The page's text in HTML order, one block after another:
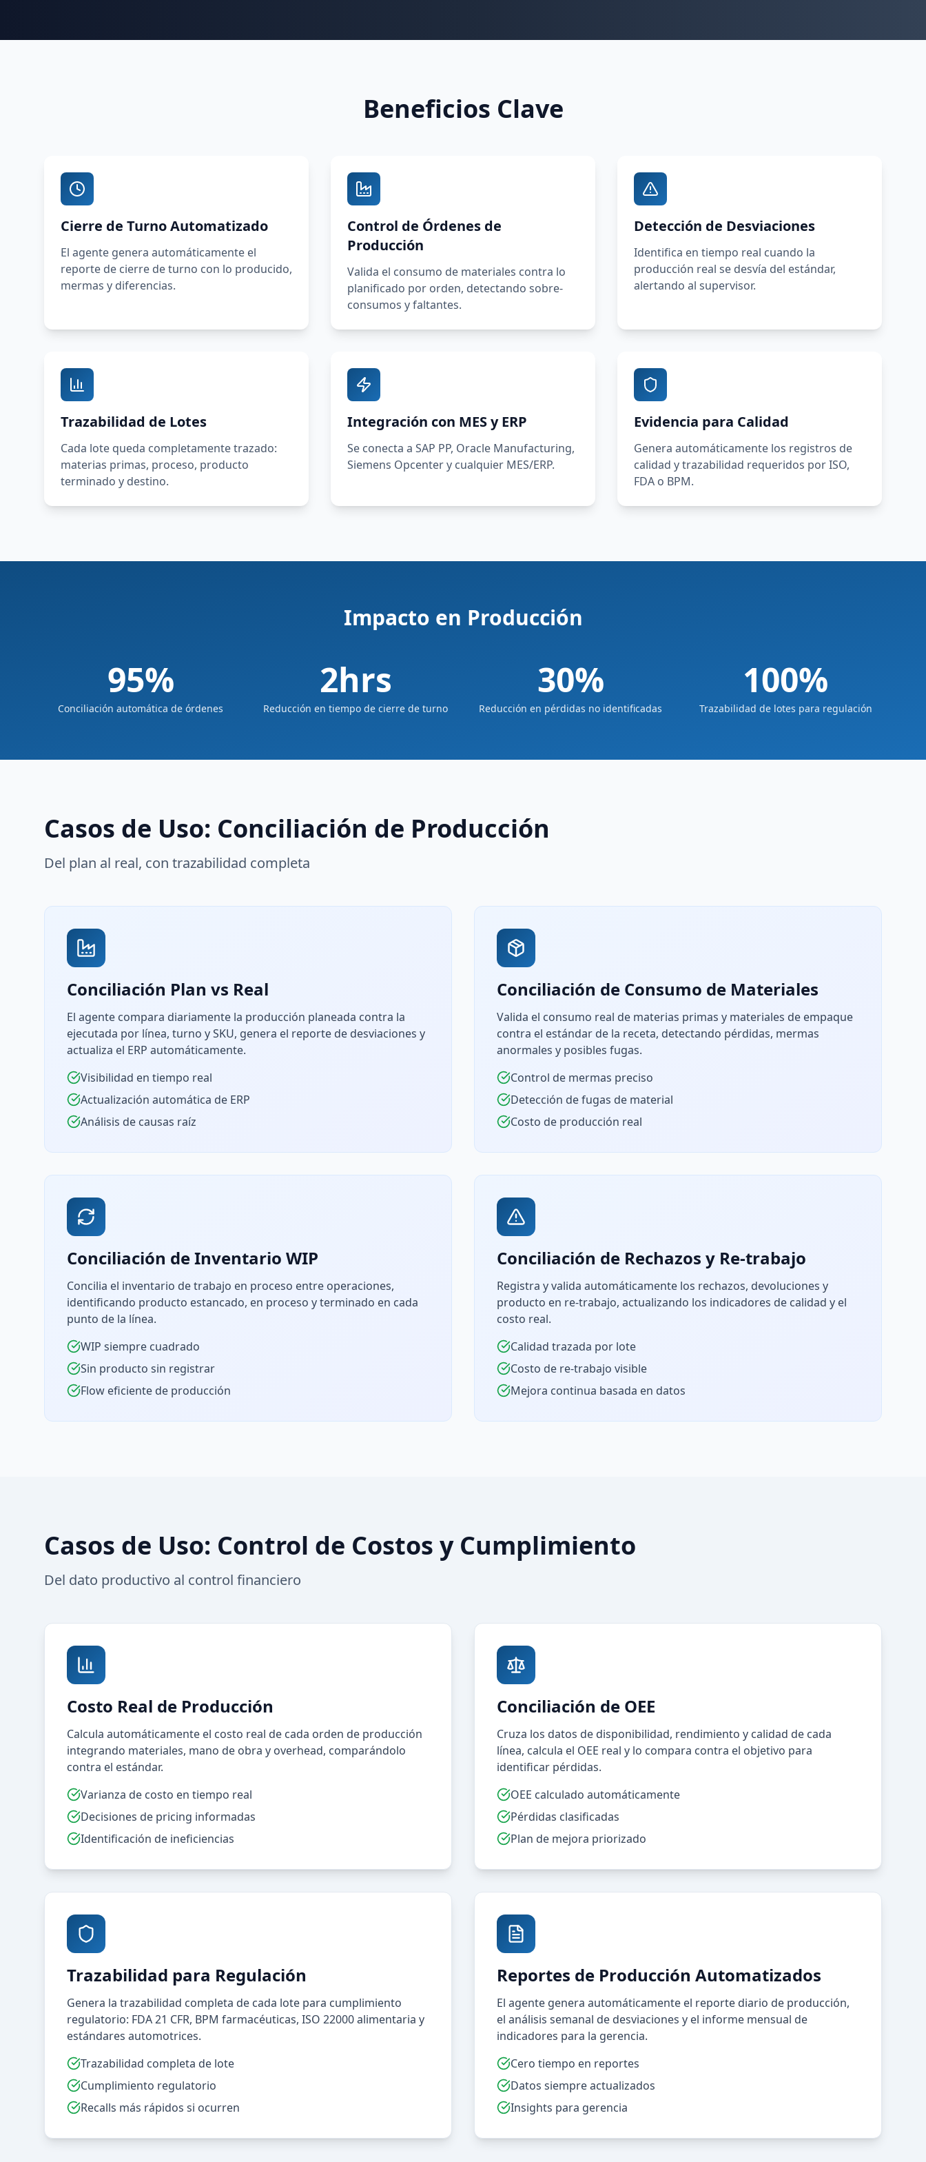
Beneficios Clave
Cierre de Turno Automatizado
El agente genera automáticamente el
reporte de cierre de turno con lo producido,
mermas y diferencias.
Control de Órdenes de
Producción
Valida el consumo de materiales contra lo
planificado por orden, detectando sobre-
consumos y faltantes.
Detección de Desviaciones
Identifica en tiempo real cuando la
producción real se desvía del estándar,
alertando al supervisor.
Trazabilidad de Lotes
Cada lote queda completamente trazado:
materias primas, proceso, producto
terminado y destino.
Integración con MES y ERP
Se conecta a SAP PP, Oracle Manufacturing,
Siemens Opcenter y cualquier MES/ERP.
Evidencia para Calidad
Genera automáticamente los registros de
calidad y trazabilidad requeridos por ISO,
FDA o BPM.
Impacto en Producción
95%
Conciliación automática de órdenes
2hrs
Reducción en tiempo de cierre de turno
30%
Reducción en pérdidas no identificadas
100%
Trazabilidad de lotes para regulación
Casos de Uso: Conciliación de Producción
Del plan al real, con trazabilidad completa
Conciliación Plan vs Real
El agente compara diariamente la producción planeada contra la
ejecutada por línea, turno y SKU, genera el reporte de desviaciones y
actualiza el ERP automáticamente.
Visibilidad en tiempo real
Actualización automática de ERP
Análisis de causas raíz
Conciliación de Consumo de Materiales
Valida el consumo real de materias primas y materiales de empaque
contra el estándar de la receta, detectando pérdidas, mermas
anormales y posibles fugas.
Control de mermas preciso
Detección de fugas de material
Costo de producción real
Conciliación de Inventario WIP
Concilia el inventario de trabajo en proceso entre operaciones,
identificando producto estancado, en proceso y terminado en cada
punto de la línea.
WIP siempre cuadrado
Sin producto sin registrar
Flow eficiente de producción
Conciliación de Rechazos y Re-trabajo
Registra y valida automáticamente los rechazos, devoluciones y
producto en re-trabajo, actualizando los indicadores de calidad y el
costo real.
Calidad trazada por lote
Costo de re-trabajo visible
Mejora continua basada en datos
Casos de Uso: Control de Costos y Cumplimiento
Del dato productivo al control financiero
Costo Real de Producción
Calcula automáticamente el costo real de cada orden de producción
integrando materiales, mano de obra y overhead, comparándolo
contra el estándar.
Varianza de costo en tiempo real
Decisiones de pricing informadas
Identificación de ineficiencias
Conciliación de OEE
Cruza los datos de disponibilidad, rendimiento y calidad de cada
línea, calcula el OEE real y lo compara contra el objetivo para
identificar pérdidas.
OEE calculado automáticamente
Pérdidas clasificadas
Plan de mejora priorizado
Trazabilidad para Regulación
Genera la trazabilidad completa de cada lote para cumplimiento
regulatorio: FDA 21 CFR, BPM farmacéuticas, ISO 22000 alimentaria y
estándares automotrices.
Trazabilidad completa de lote
Cumplimiento regulatorio
Recalls más rápidos si ocurren
Reportes de Producción Automatizados
El agente genera automáticamente el reporte diario de producción,
el análisis semanal de desviaciones y el informe mensual de
indicadores para la gerencia.
Cero tiempo en reportes
Datos siempre actualizados
Insights para gerencia